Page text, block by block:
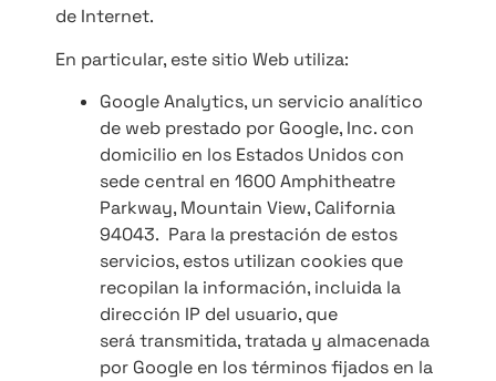
de Internet.
En particular, este sitio Web utiliza:
Google Analytics, un servicio analítico
de web prestado por Google, Inc. con
domicilio en los Estados Unidos con
sede central en 1600 Amphitheatre
Parkway, Mountain View, California
94043. Para la prestación de estos
servicios, estos utilizan cookies que
recopilan la información, incluida la
dirección IP del usuario, que
será transmitida, tratada y almacenada
por Google en los términos fijados en la